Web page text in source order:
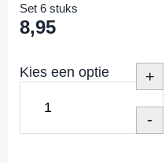
Set 6 stuks
8,95
Kies een optie +
-